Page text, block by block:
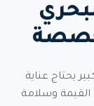
يحتاج عناية
وسلامة